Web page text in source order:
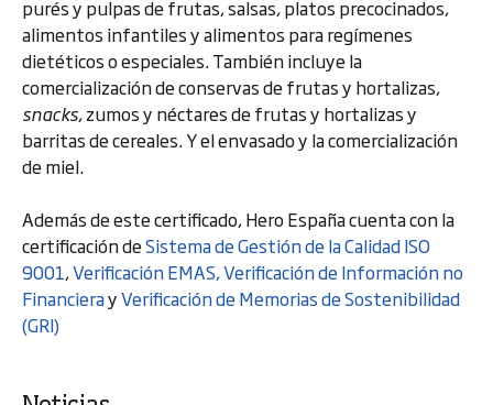
purés y pulpas de frutas, salsas, platos precocinados,
alimentos infantiles y alimentos para regímenes
dietéticos o especiales. También incluye la
comercialización de conservas de frutas y hortalizas,
snacks, zumos y néctares de frutas y hortalizas y
barritas de cereales. Y el envasado y la comercialización
de miel.
Además de este certificado, Hero España cuenta con la
certificación deSistema de Gestión de la Calidad ISO
9001,Verificación EMAS,Verificación de Información no
FinancierayVerificación de Memorias de Sostenibilidad
(GRI)